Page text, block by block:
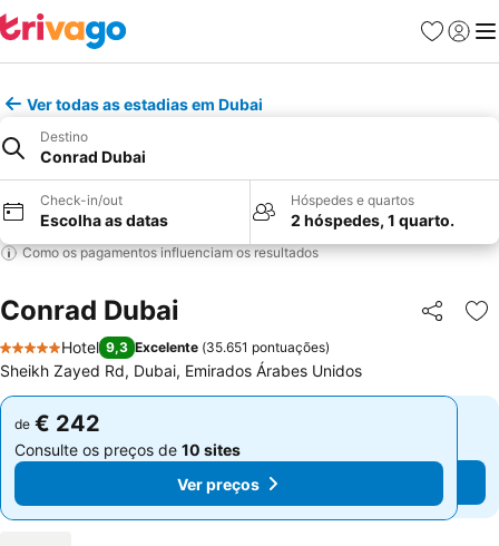
Favoritos
Iniciar
Ver todas as estadias em Dubai
Destino
Conrad Dubai
Check-in/out
Escolha as datas
Hóspedes e quartos
2 hóspedes, 1 quarto.
Como os pagamentos influenciam os resultados
Conrad Dubai Partilhar
5 Estrelas
Hotel 9,3 Excelente (35.651 pontuações)
Sheikh Zayed Rd, Dubai, Emirados Árabes Unidos
de € 242
Consulte os preços de 10 sites
Ver preços
de € 242
Consulte os preços de 10 sites
Ver preços